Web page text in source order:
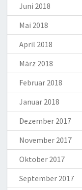
Juni 2018
Mai 2018
April 2018
März 2018
Februar 2018
Januar 2018
Dezember 2017
November 2017
Oktober 2017
September 2017